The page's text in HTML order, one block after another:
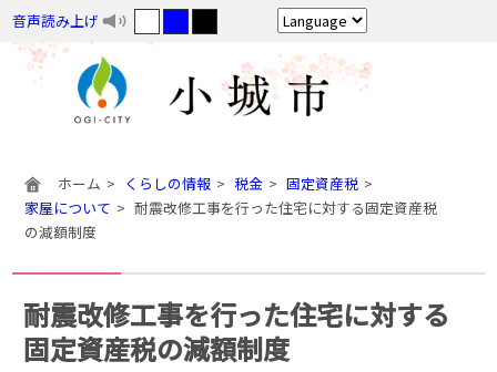
音声読み上げ
ホーム くらしの情報 税金
固定資産税
家屋について
耐震改修工事を行った住宅に対する固定資産税
の減額制度
耐震改修工事を行った住宅に対する
固定資産税の減額制度